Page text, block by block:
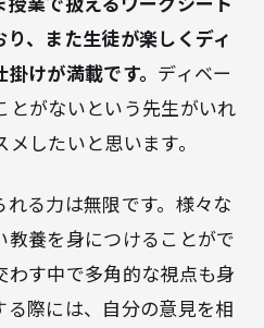
、また生徒が楽しくディ
けが満載です。 ディベー
とがないという先生がいれ
したいと思います。
る力は無限です。様々な
養を身につけることがで
わす中で多角的な視点も身
る際には、自分の意見を相